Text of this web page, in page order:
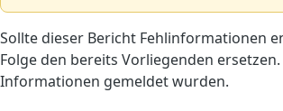
Sollte dieser Bericht Fehlinformationen
Folge den bereits Vorliegenden
Informationen gemeldet wurden.